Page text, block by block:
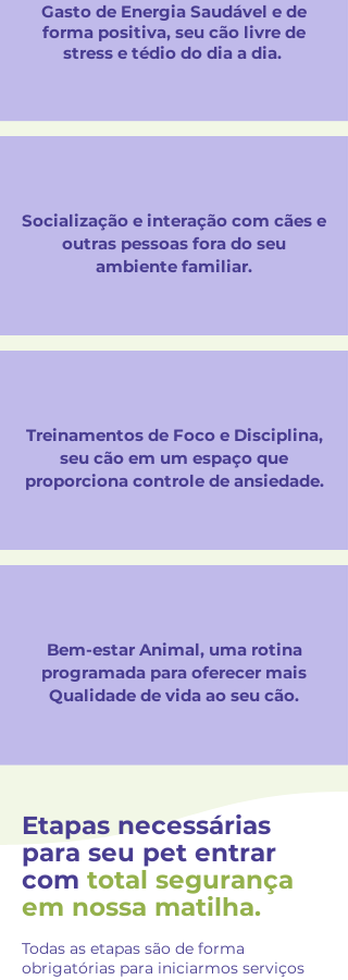
Gasto de Energia Saudável e de
forma positiva, seu cão livre de
stress e tédio do dia a dia.
Socialização e interação com cães e
outras pessoas fora do seu
ambiente familiar.
Treinamentos de Foco e Disciplina,
seu cão em um espaço que
proporciona controle de ansiedade.
Bem-estar Animal, uma rotina
programada para oferecer mais
Qualidade de vida ao seu cão.
Etapas necessárias
para seu pet entrar
com total segurança
em nossa matilha.
Todas as etapas são de forma
obrigatórias para iniciarmos serviços